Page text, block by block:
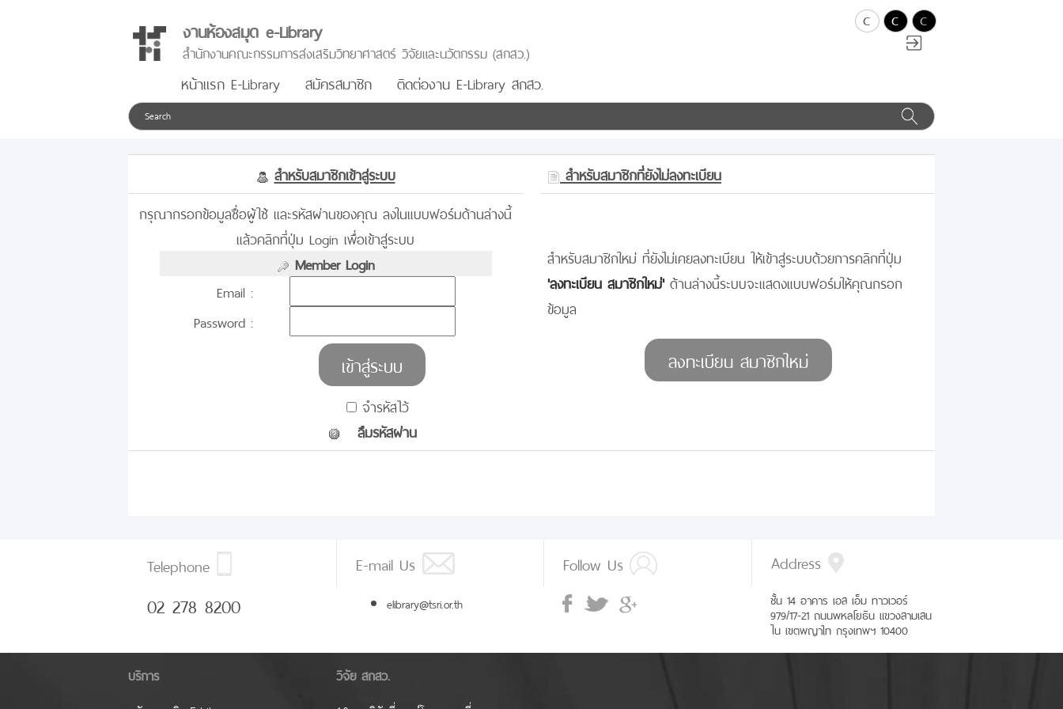
งานห้องสมุด e-Library
สำนักงานคณะกรรมการส่งเสริมวิทยาศาสตร์ วิจัยและนวัตกรรม (สกสว.)
หน้าแรก E-Library สมัครสมาชิก ติดต่องาน E-Library สกสว.
c c c
สำหรับสมาชิกเข้าสู่ระบบ
สำหรับสมาชิกที่ยังไม่ลงทะเบียน
กรุณากรอกข้อมูลชื่อผู้ใช้ และรหัสผ่านของคุณ ลงในแบบฟอร์มด้านล่างนี้
แล้วคลิกที่ปุ่ม Login เพื่อเข้าสู่ระบบ
Member Login
Email :
Password :
จำรหัสไว้
ลืมรหัสผ่าน
สำหรับสมาชิกใหม่ ที่ยังไม่เคยลงทะเบียน ให้เข้าสู่ระบบด้วยการคลิกที่ปุ่ม
'ลงทะเบียน สมาชิกใหม่'ด้านล่างนี้ระบบจะแสดงแบบฟอร์มให้คุณกรอก
ข้อมูล
Telephone
02 278 8200
E-mail Us
elibrary@tsri.or.th
Follow Us Address
ชั้น 14 อาคาร เอส เอ็ม ทาวเวอร์
979/17-21 ถนนพหลโยธิน แขวงสามเสน
ใน เขตพญาไท กรุงเทพฯ 10400
บริการ วิจัย สกสว.